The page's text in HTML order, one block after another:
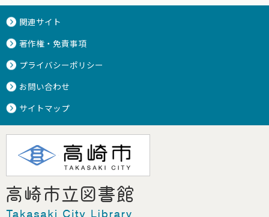
関連サイト
著作権・免責事項
プライバシーポリシー
お問い合わせ
サイトマップ